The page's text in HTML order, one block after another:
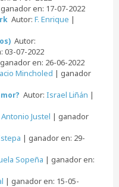
en: 17-07-2022
Autor: F. Enrique |
Autor:
03-07-2022
en: 26-06-2022
Mincholed | ganador
Autor: Israel Liñán |
Antonio Justel | ganador
| ganador en: 29-
Sopeña | ganador en:
| ganador en: 15-05-